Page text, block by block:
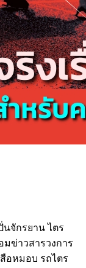
จักรยาน ไตร
ข่าวสารวงการ
อหมอบ รถไตร